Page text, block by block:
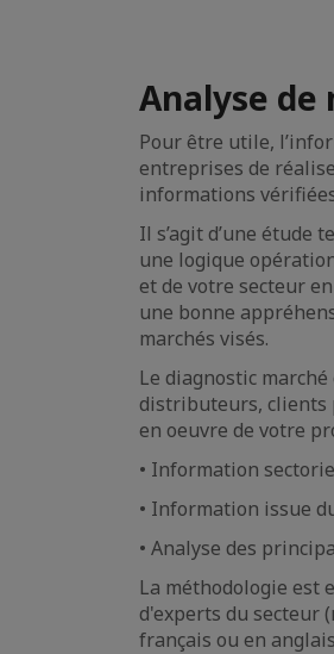
Analyse de
Pour être utile,
entreprises de
informations
Il s’agit d’une étude
une logique
et de votre secteur
une bonne
marchés visés.
Le diagnostic
distributeurs, clients
en oeuvre de votre
• Information
• Information issue
• Analyse des
La méthodologie est
d'experts du secteur
français ou en